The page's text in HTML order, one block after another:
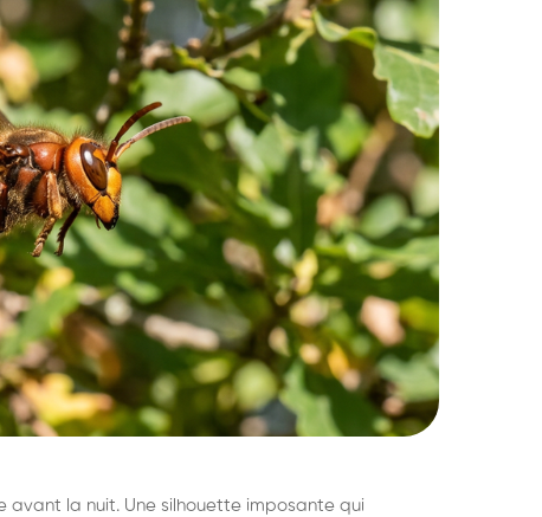
avant la nuit. Une silhouette imposante qui